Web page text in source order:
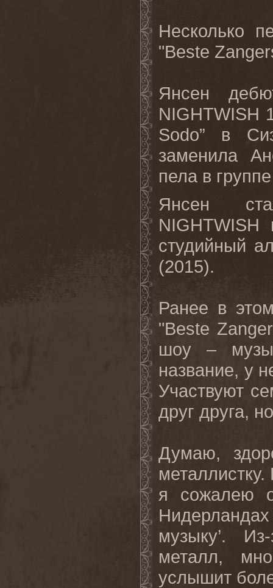
Несколько
"Beste
Янсен
NIGHTWISH
Sodo” в
заменила
пела в
Янсен
студийный
(2015).
Ранее в
"Beste
шоу –
название, у
Участвуют
друг друга,
Думаю,
я сожалею
музыку’.
металл,
услышит